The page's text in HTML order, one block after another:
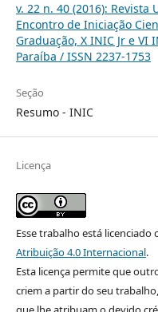
v. 22 n. 40 (2016): Revista
Encontro de Iniciação
Graduação, X INIC Jr e VI
Paraíba / ISSN 2237-1753
Seção
Resumo - INIC
Licença
Esse trabalho está licenciado
Atribuição 4.0 Internacional.
Esta licença permite que
criem a partir do seu